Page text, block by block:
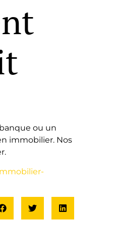
ou un
immobilier. Nos